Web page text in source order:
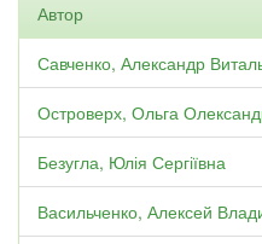
Автор
Савченко, Александр
Островерх, Ольга
Безугла, Юлія Сергіївна
Васильченко, Алексей